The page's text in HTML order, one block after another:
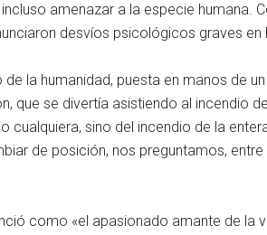
amenazar a la especie humana.
desvíos psicológicos graves en
la humanidad, puesta en manos de
que se divertía asistiendo al incendio
cualquiera, sino del incendio de la
de posición, nos preguntamos,
como «el apasionado amante de la